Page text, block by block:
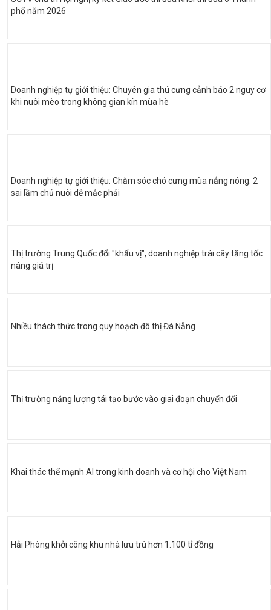
phố năm 2026
Doanh nghiệp tự giới thiệu: Chuyên gia thú cưng cảnh báo 2 nguy cơ
khi nuôi mèo trong không gian kín mùa hè
Doanh nghiệp tự giới thiệu: Chăm sóc chó cưng mùa nắng nóng: 2
sai lầm chủ nuôi dễ mắc phải
Thị trường Trung Quốc đổi "khẩu vị", doanh nghiệp trái cây tăng tốc
nâng giá trị
Nhiều thách thức trong quy hoạch đô thị Đà Nẵng
Thị trường năng lượng tái tạo bước vào giai đoạn chuyển đổi
Khai thác thế mạnh AI trong kinh doanh và cơ hội cho Việt Nam
Hải Phòng khởi công khu nhà lưu trú hơn 1.100 tỉ đồng